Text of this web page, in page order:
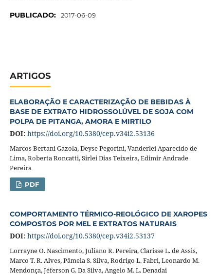
PUBLICADO: 2017-06-09
ARTIGOS
ELABORAÇÃO E CARACTERIZAÇÃO DE BEBIDAS À
BASE DE EXTRATO HIDROSSOLÚVEL DE SOJA COM
POLPA DE PITANGA, AMORA E MIRTILO
DOI: https://doi.org/10.5380/cep.v34i2.53136
Marcos Bertani Gazola, Deyse Pegorini, Vanderlei Aparecido de
Lima, Roberta Roncatti, Sirlei Dias Teixeira, Edimir Andrade
Pereira
PDF
COMPORTAMENTO TÉRMICO-REOLÓGICO DE XAROPES
COMPOSTOS POR MEL E EXTRATOS NATURAIS
DOI: https://doi.org/10.5380/cep.v34i2.53137
Lorrayne O. Nascimento, Juliano R. Pereira, Clarisse L. de Assis,
Marco T. R. Alves, Pâmela S. Silva, Rodrigo L. Fabri, Leonardo M.
Mendonça, Jéferson G. Da Silva, Angelo M. L. Denadai